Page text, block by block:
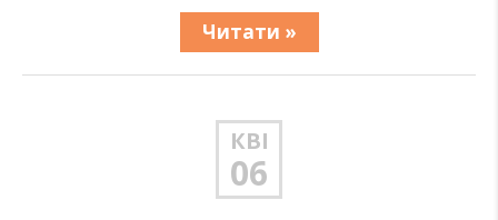
Читати »
КВІ
06